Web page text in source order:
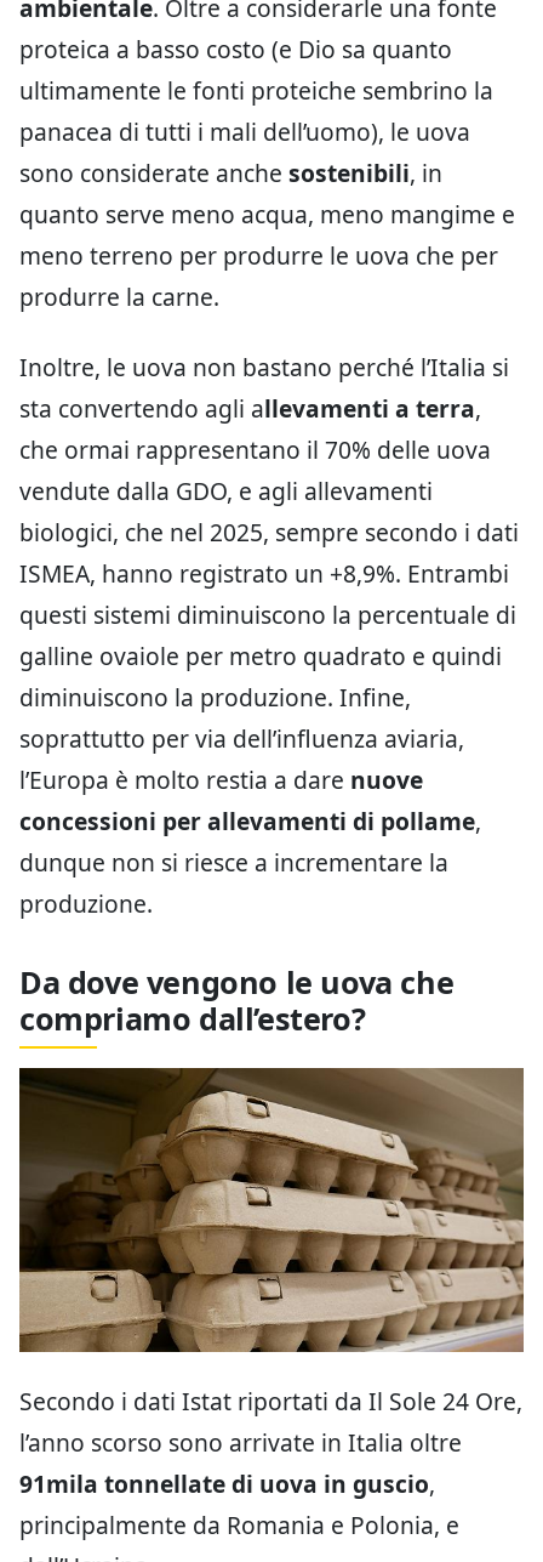
ambientale. Oltre a considerarle una fonte
proteica a basso costo (e Dio sa quanto
ultimamente le fonti proteiche sembrino la
panacea di tutti i mali dell’uomo), le uova
sono considerate anche sostenibili, in
quanto serve meno acqua, meno mangime e
meno terreno per produrre le uova che per
produrre la carne.
Inoltre, le uova non bastano perché l’Italia si
sta convertendo agli allevamenti a terra,
che ormai rappresentano il 70% delle uova
vendute dalla GDO, e agli allevamenti
biologici, che nel 2025, sempre secondo i dati
ISMEA, hanno registrato un +8,9%. Entrambi
questi sistemi diminuiscono la percentuale di
galline ovaiole per metro quadrato e quindi
diminuiscono la produzione. Infine,
soprattutto per via dell’influenza aviaria,
l’Europa è molto restia a dare nuove
concessioni per allevamenti di pollame,
dunque non si riesce a incrementare la
produzione.
Da dove vengono le uova che
compriamo dall’estero?
Secondo i dati Istat riportati da Il Sole 24 Ore,
l’anno scorso sono arrivate in Italia oltre
91mila tonnellate di uova in guscio,
principalmente da Romania e Polonia, e